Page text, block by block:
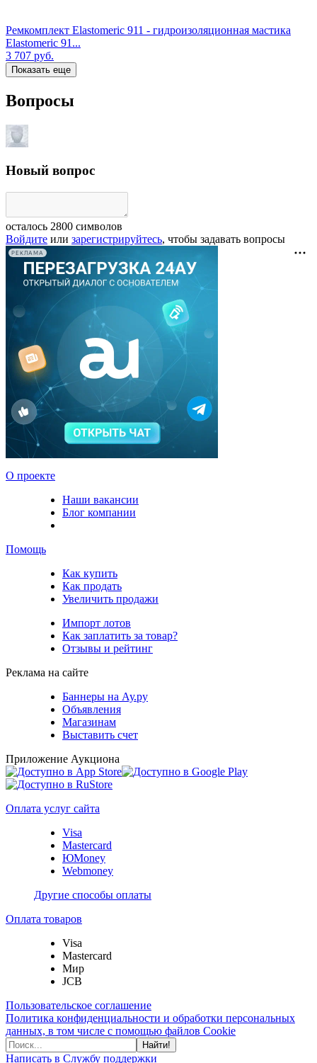
Ремкомплект Elastomeric 911 - гидроизоляционная мастика
Elastomeric 91...
3 707 руб.
Показать еще
Вопросы
Новый вопрос
осталось 2800 символов
Войдите или зарегистрируйтесь, чтобы задавать вопросы
РЕКЛАМА
О проекте
Наши вакансии
Блог компании
Помощь
Как купить
Как продать
Увеличить продажи
Импорт лотов
Как заплатить за товар?
Отзывы и рейтинг
Реклама на сайте
Баннеры на Ау.ру
Объявления
Магазинам
Выставить счет
Приложение Аукциона
Оплата услуг сайта
Visa
Mastercard
ЮMoney
Webmoney
Другие способы оплаты
Оплата товаров
Visa
Mastercard
Мир
JCB
Пользовательское соглашение
Политика конфиденциальности и обработки персональных
данных, в том числе с помощью файлов Cookie
Найти!
Написать в Службу поддержки